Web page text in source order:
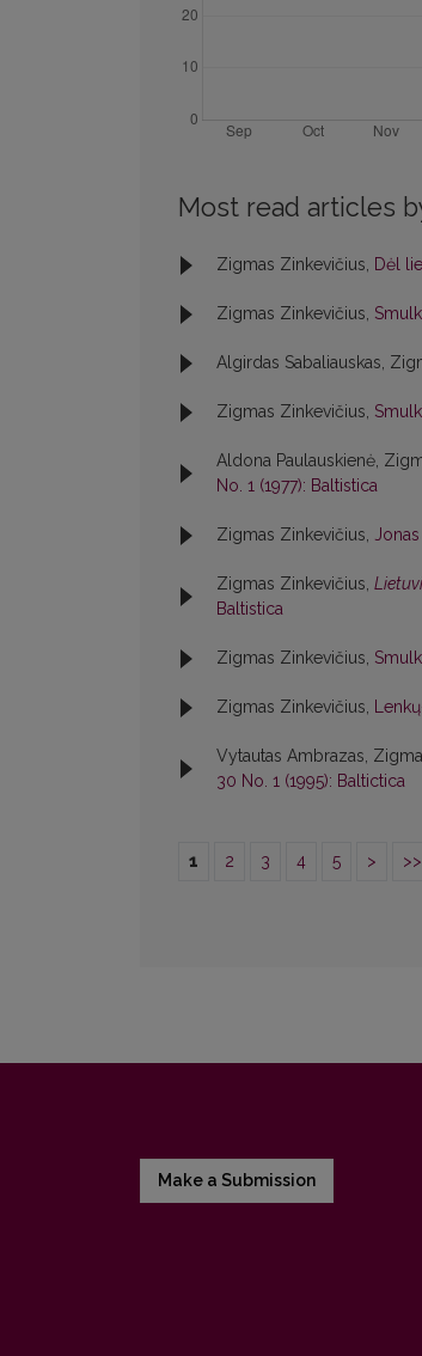
Most read articles
Zigmas Zinkevičius, Dėl
Zigmas Zinkevičius,
Algirdas Sabaliauskas,
Zigmas Zinkevičius,
Aldona Paulauskienė,
No. 1 (1977): Baltistica
Zigmas Zinkevičius,
Zigmas Zinkevičius,
Baltistica
Zigmas Zinkevičius,
Zigmas Zinkevičius,
Vytautas Ambrazas,
30 No. 1 (1995): Baltictica
1 2 3 4 5 > >>
Make a Submission